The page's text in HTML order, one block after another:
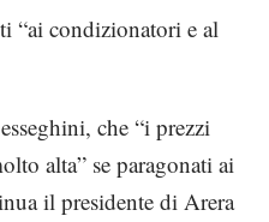
“ai condizionatori e al
che “i prezzi
alta” se paragonati ai
il presidente di Arera